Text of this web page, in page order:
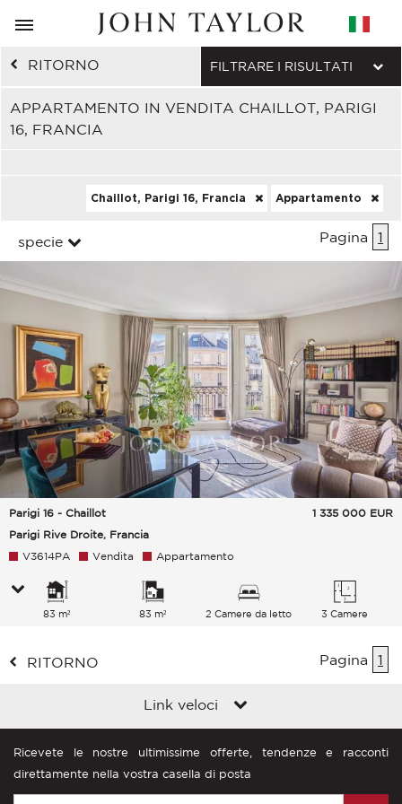
RITORNO
APPARTAMENTO IN VENDITA CHAILLOT, PARIGI
16, FRANCIA
FILTRARE I RISULTATI
Chaillot, Parigi 16, Francia Appartamento
specie Pagina 1
Parigi 16 - Chaillot
Parigi Rive Droite, Francia
1 335 000 EUR
V3614PA Vendita Appartamento
83 m² 83 m² 2 Camere da letto 3 Camere
RITORNO Pagina 1
Link veloci
Ricevete le nostre ultimissime offerte, tendenze e racconti
direttamente nella vostra casella di posta